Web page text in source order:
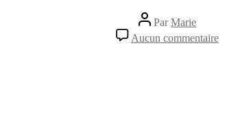
Auteur
de
l’article
ParMarie
Aucun commentaire
juliemini